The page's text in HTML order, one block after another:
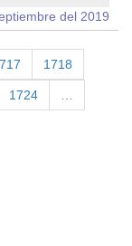
del 2019
1718
1724